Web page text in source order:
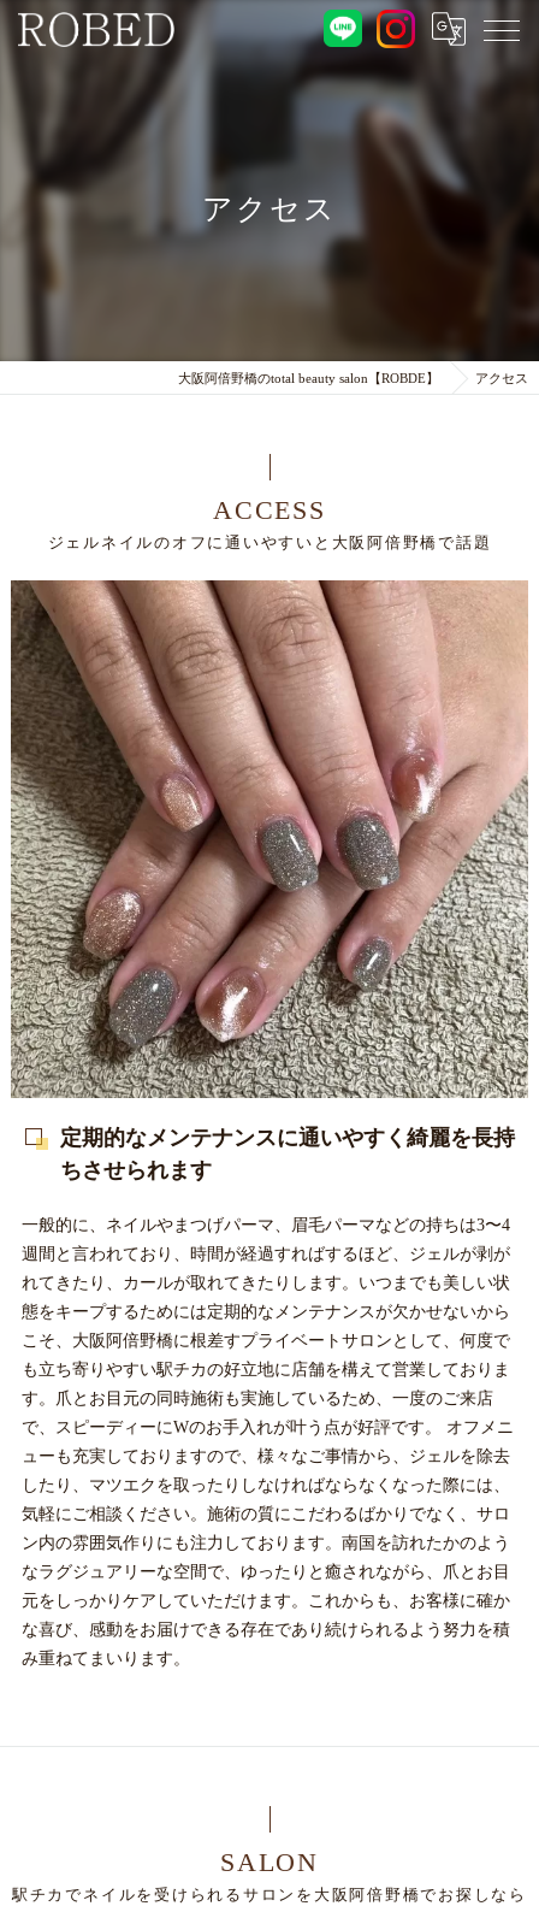
アクセス
大阪阿倍野橋のtotal beauty salon【ROBDE】 アクセス
ジェルネイルのオフに通いやすいと大阪阿倍野橋で話題
ACCESS
定期的なメンテナンスに通いやすく綺麗を長持
ちさせられます
一般的に、ネイルやまつげパーマ、眉毛パーマなどの持ちは3〜4
週間と言われており、時間が経過すればするほど、ジェルが剥が
れてきたり、カールが取れてきたりします。いつまでも美しい状
態をキープするためには定期的なメンテナンスが欠かせないから
こそ、大阪阿倍野橋に根差すプライベートサロンとして、何度で
も立ち寄りやすい駅チカの好立地に店舗を構えて営業しておりま
す。爪とお目元の同時施術も実施しているため、一度のご来店
で、スピーディーにWのお手入れが叶う点が好評です。 オフメニ
ューも充実しておりますので、様々なご事情から、ジェルを除去
したり、マツエクを取ったりしなければならなくなった際には、
気軽にご相談ください。施術の質にこだわるばかりでなく、サロ
ン内の雰囲気作りにも注力しております。南国を訪れたかのよう
なラグジュアリーな空間で、ゆったりと癒されながら、爪とお目
元をしっかりケアしていただけます。これからも、お客様に確か
な喜び、感動をお届けできる存在であり続けられるよう努力を積
み重ねてまいります。
駅チカでネイルを受けられるサロンを大阪阿倍野橋でお探しなら
SALON